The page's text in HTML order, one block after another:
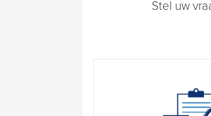
Stel uw